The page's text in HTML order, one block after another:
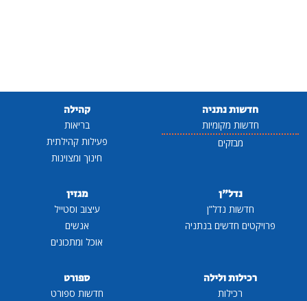
חדשות נתניה
חדשות מקומיות
מבזקים
קהילה
בריאות
פעילות קהילתית
חינוך ומצוינות
נדל"ן
חדשות נדל"ן
פרויקטים חדשים בנתניה
מגזין
עיצוב וסטייל
אנשים
אוכל ומתכונים
רכילות ולילה
רכילות
ספורט
חדשות ספורט